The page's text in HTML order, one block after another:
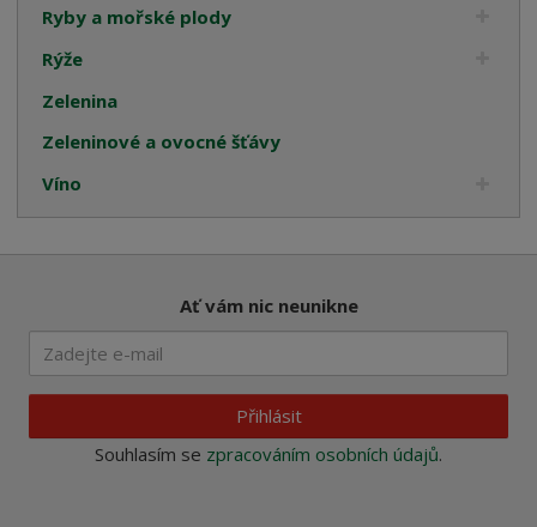
Ryby a mořské plody
Rýže
Zelenina
Zeleninové a ovocné šťávy
Víno
Ať vám nic neunikne
Přihlásit
Souhlasím se zpracováním osobních údajů.